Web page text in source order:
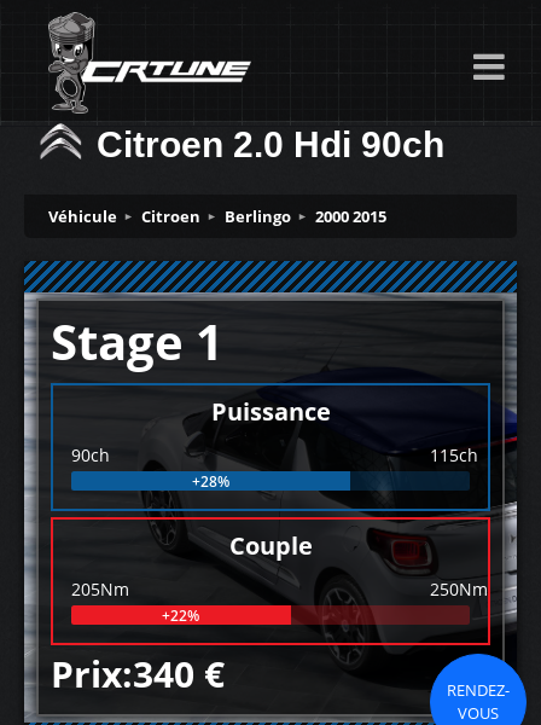
Citroen 2.0 Hdi 90ch
Véhicule Citroen Berlingo 2000 2015
Stage 1
Puissance
90ch 115ch
+28%
Couple
205Nm 250Nm
+22%
Prix:340 €
RENDEZ-
VOUS